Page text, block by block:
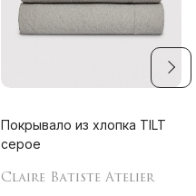
Покрывало из хлопка TILT
серое
Claire Batiste Atelier